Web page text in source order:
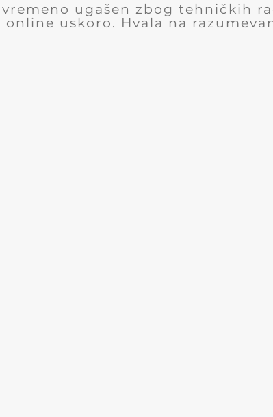
ugašen zbog tehničkih
online uskoro. Hvala na